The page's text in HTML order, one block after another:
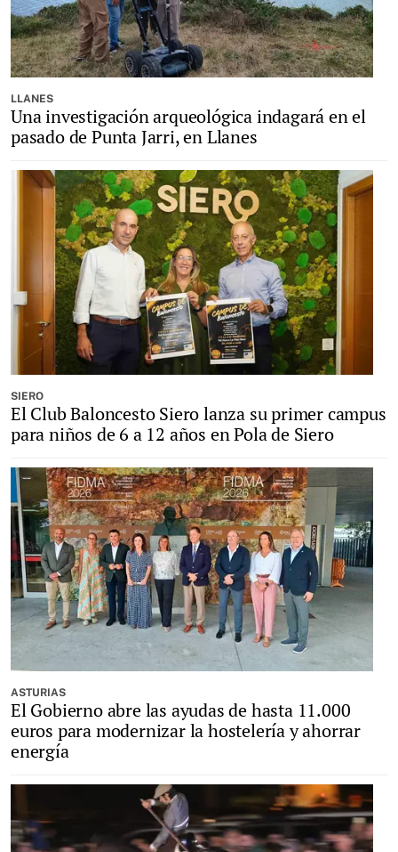
LLANES
Una investigación arqueológica indagará en el
pasado de Punta Jarri, en Llanes
SIERO
El Club Baloncesto Siero lanza su primer campus
para niños de 6 a 12 años en Pola de Siero
ASTURIAS
El Gobierno abre las ayudas de hasta 11.000
euros para modernizar la hostelería y ahorrar
energía